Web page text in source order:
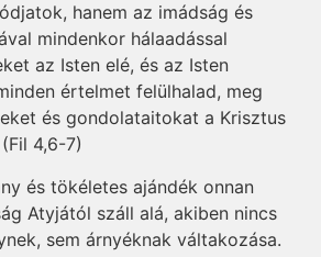
hanem az imádság és
mindenkor hálaadással
az Isten elé, és az Isten
értelmet felülhalad, meg
és gondolataitokat a Krisztus
4,6-7)
és tökéletes ajándék onnan
Atyjától száll alá, akiben nincs
sem árnyéknak váltakozása.